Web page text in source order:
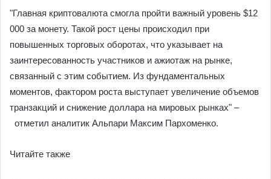
"Главная криптовалюта смогла пройти важный уровень $12
000 за монету. Такой рост цены происходил при
повышенных торговых оборотах, что указывает на
заинтересованность участников и ажиотаж на рынке,
связанный с этим событием. Из фундаментальных
моментов, фактором роста выступает увеличение объемов
транзакций и снижение доллара на мировых рынках" –
отметил аналитик Альпари Максим Пархоменко.
Читайте также